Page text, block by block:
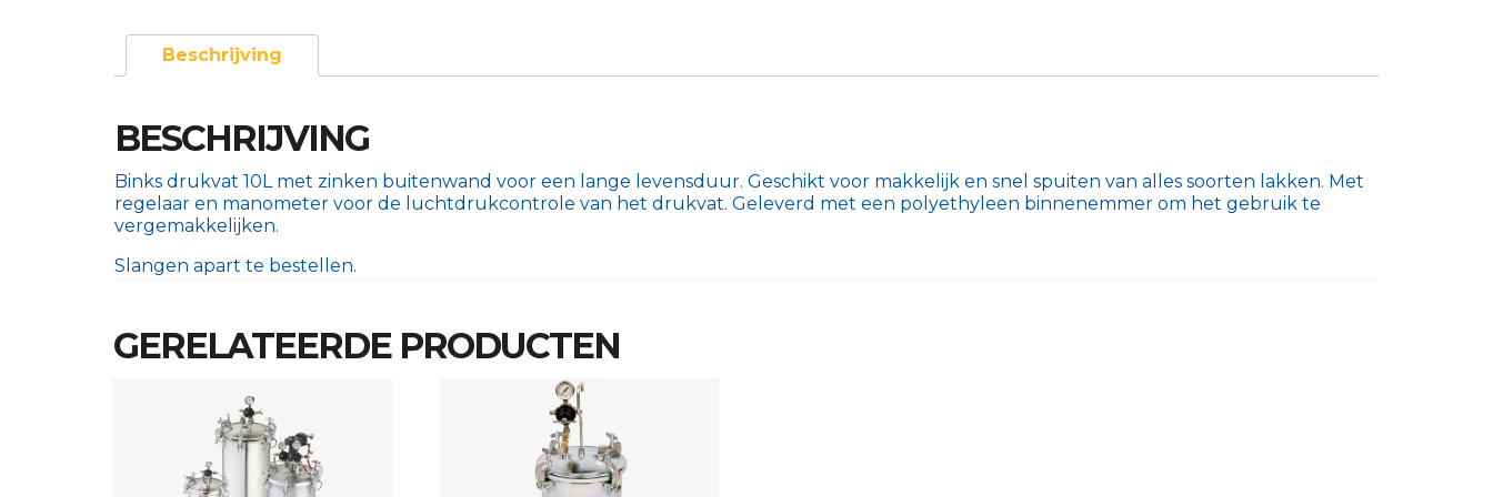
Beschrijving
BESCHRIJVING
Binks drukvat 10L met zinken buitenwand voor een lange levensduur. Geschikt voor makkelijk en snel spuiten van alles soorten lakken. Met
regelaar en manometer voor de luchtdrukcontrole van het drukvat. Geleverd met een polyethyleen binnenemmer om het gebruik te
vergemakkelijken.
Slangen apart te bestellen.
GERELATEERDE PRODUCTEN